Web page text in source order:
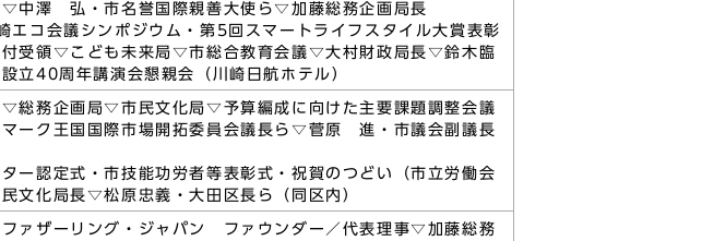
中澤 弘・市名誉国際親善大使ら▽加藤総務企画局長
コ会議シンポジウム・第5回スマートライフスタイル大賞表彰
受領▽こども未来局▽市総合教育会議▽大村財政局長▽鈴木臨
立40周年講演会懇親会（川崎日航ホテル）
総務企画局▽市民文化局▽予算編成に向けた主要課題調整会議
ーク王国国際市場開拓委員会議長ら▽菅原 進・市議会副議長
ー認定式・市技能功労者等表彰式・祝賀のつどい（市立労働会
化局長▽松原忠義・大田区長ら（同区内）
ァザーリング・ジャパン ファウンダー／代表理事▽加藤総務